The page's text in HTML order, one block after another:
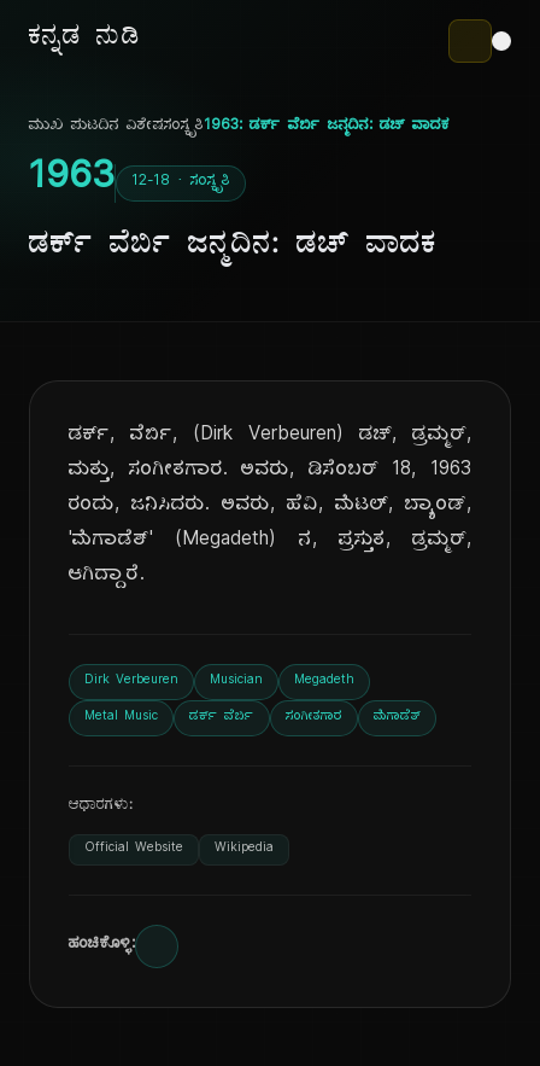
ಕನ್ನಡ ನುಡಿ
ಮುಖ ಪುಟದಿನ ವಿಶೇಷಸಂಸ್ಕೃತಿ1963: ಡರ್ಕ್ ವೆರ್ಬಿ ಜನ್ಮದಿನ: ಡಚ್ ವಾದಕ
1963 12-18 · ಸಂಸ್ಕೃತಿ
ಡರ್ಕ್ ವೆರ್ಬಿ ಜನ್ಮದಿನ: ಡಚ್ ವಾದಕ
ಡರ್ಕ್, ವೆರ್ಬಿ, (Dirk Verbeuren) ಡಚ್, ಡ್ರಮ್ಮರ್,
ಮತ್ತು, ಸಂಗೀತಗಾರ. ಅವರು, ಡಿಸೆಂಬರ್ 18, 1963
ರಂದು, ಜನಿಸಿದರು. ಅವರು, ಹೆವಿ, ಮೆಟಲ್, ಬ್ಯಾಂಡ್,
'ಮೆಗಾಡೆತ್' (Megadeth) ನ, ಪ್ರಸ್ತುತ, ಡ್ರಮ್ಮರ್,
ಆಗಿದ್ದಾರೆ.
Dirk Verbeuren Musician Megadeth
Metal Music ಡರ್ಕ್ ವೆರ್ಬಿ ಸಂಗೀತಗಾರ ಮೆಗಾಡೆತ್
ಆಧಾರಗಳು:
Official Website Wikipedia
ಹಂಚಿಕೊಳ್ಳಿ: